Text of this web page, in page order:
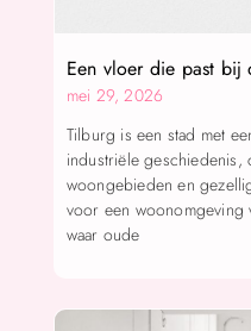
Een vloer die past bij
mei 29, 2026
Tilburg is een stad met
industriële geschiedenis,
woongebieden en
voor een woonomgeving
waar oude